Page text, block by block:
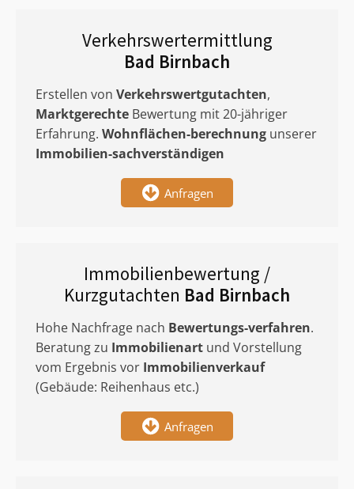
Verkehrswertermittlung
Bad Birnbach
Erstellen von Verkehrswertgutachten,
Marktgerechte Bewertung mit 20-jähriger
Erfahrung. Wohnflächen-berechnung unserer
Immobilien-sachverständigen
Anfragen
Immobilienbewertung /
Kurzgutachten Bad Birnbach
Hohe Nachfrage nach Bewertungs-verfahren.
Beratung zu Immobilienart und Vorstellung
vom Ergebnis vor Immobilienverkauf
(Gebäude: Reihenhaus etc.)
Anfragen